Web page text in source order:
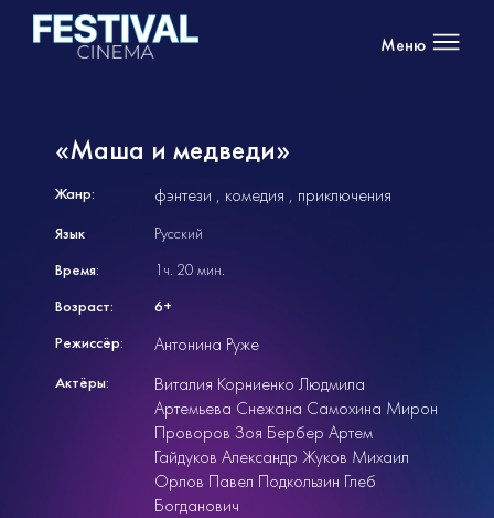
Меню
«Маша и медведи»
Жанр: фэнтези комедия приключения
Язык
Русский
Время:
1ч. 20 мин.
Возраст:
6+
Режиссёр:
Антонина Руже
Актёры:
Виталия Корниенко Людмила
Артемьева Снежана Самохина Мирон
Проворов Зоя Бербер Артем
Гайдуков Александр Жуков Михаил
Орлов Павел Подкользин Глеб
Богданович